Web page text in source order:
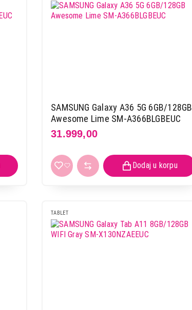
SAMSUNG Galaxy A36 5G 6GB/128GB
Awesome Lime SM-A366BLGBEUC
31.999,00
TABLET